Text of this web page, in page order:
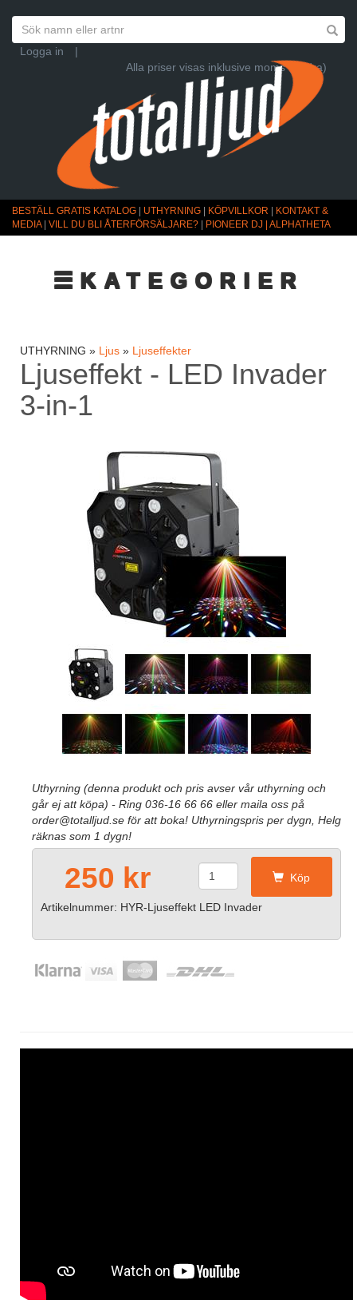
Logga in
|
Alla priser visas inklusive moms (Ändra)
BESTÄLL GRATIS KATALOG UTHYRNING KÖPVILLKOR
KONTAKT &
MEDIA| VILL DU BLI ÅTERFÖRSÄLJARE? PIONEER DJ | ALPHATHETA
☰KATEGORIER
UTHYRNING » Ljus » Ljuseffekter
Ljuseffekt - LED Invader
3-in-1
Uthyrning (denna produkt och pris avser vår uthyrning och
går ej att köpa) - Ring 036-16 66 66 eller maila oss på
order@totalljud.se för att boka! Uthyrningspris per dygn, Helg
räknas som 1 dygn!
250 kr Köp
Artikelnummer: HYR-Ljuseffekt LED Invader